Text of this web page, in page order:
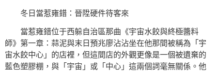
冬日當惹雍錯：晉陞硬件待客來
當惹雍錯位于西躲自治區那曲《宇宙水餃與終極醬料
師》第一章：蒜泥與末日預兆廖沾沾坐在他那間被稱為「宇
宙水餃中心」的店裡，但這間店的外觀更像是一個被遺棄的
藍色塑膠棚，與「宇宙」或「中心」這兩個詞毫無關係。他